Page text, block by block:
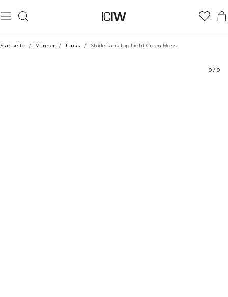
Startseite / Männer / Tanks / Stride Tank top Light Green Moss
0 / 0